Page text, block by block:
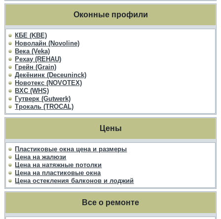
Оконные профили
КБЕ (KBE)
Новолайн (Novoline)
Века (Veka)
Рехау (REHAU)
Грейн (Grain)
Декёнинк (Deceuninck)
Новотекс (NOVOTEX)
ВХС (WHS)
Гутверк (Gutwerk)
Трокаль (TROCAL)
Цены
Пластиковые окна цена и размеры
Цена на жалюзи
Цена на натяжные потолки
Цена на пластиковые окна
Цена остекления балконов и лоджий
Все о ремонте